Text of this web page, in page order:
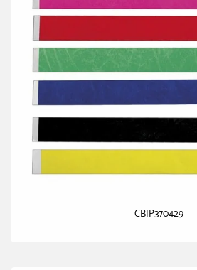
CBIP370429